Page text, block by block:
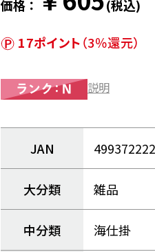
価格： (税込)
17ポイント（3％還元）
説明
JAN
大分類 雑品
中分類 海仕掛